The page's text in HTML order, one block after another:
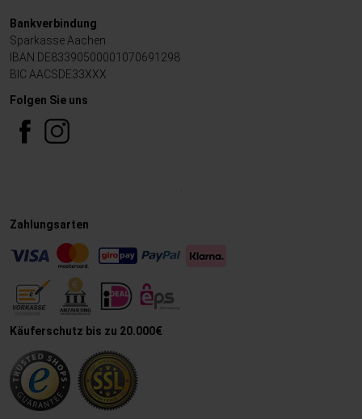
Bankverbindung
Sparkasse Aachen
IBAN DE83390500001070691298
BIC AACSDE33XXX
Folgen Sie uns
.
Zahlungsarten
Käuferschutz bis zu 20.000€